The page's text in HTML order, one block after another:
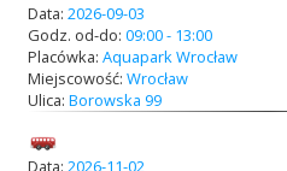
Data: 2026-09-03
Godz. od-do: 09:00 - 13:00
Placówka: Aquapark Wrocław
Miejscowość: Wrocław
Ulica: Borowska 99
Data: 2026-11-02